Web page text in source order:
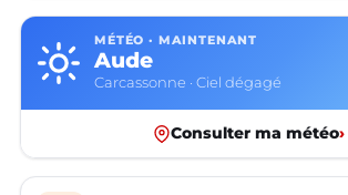
MÉTÉO · MAINTENANT
Aude
Carcassonne · Ciel dégagé
Consulter ma météo›